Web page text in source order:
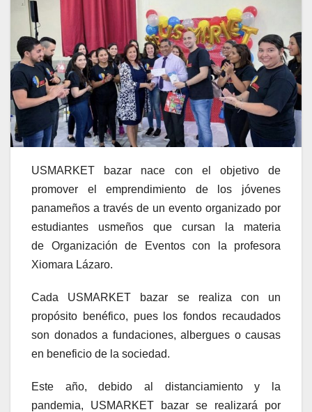
USMARKET bazar nace con el objetivo de
promover el emprendimiento de los jóvenes
panameños a través de un evento organizado por
estudiantes usmeños que cursan la materia
de Organización de Eventos con la profesora
Xiomara Lázaro.
Cada USMARKET bazar se realiza con un
propósito benéfico, pues los fondos recaudados
son donados a fundaciones, albergues o causas
en beneficio de la sociedad.
Este año, debido al distanciamiento y la
pandemia, USMARKET bazar se realizará por